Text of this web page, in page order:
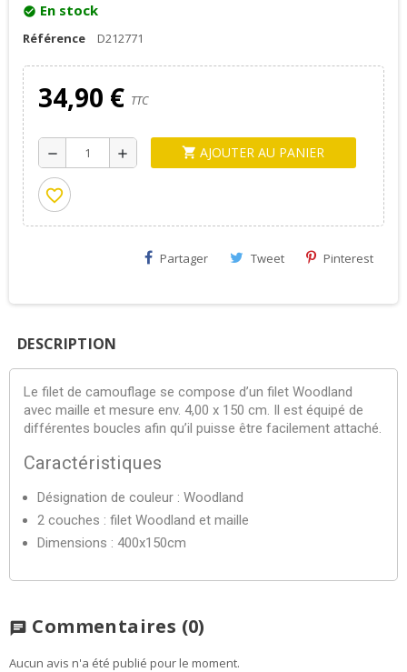
check_circle En stock
Référence D212771
34,90 € TTC
remove add shopping_cart AJOUTER AU PANIER
favorite_border
Partager Tweet Pinterest
DESCRIPTION
Le filet de camouflage se compose d’un filet Woodland
avec maille et mesure env. 4,00 x 150 cm. Il est équipé de
différentes boucles afin qu’il puisse être facilement attaché.
Caractéristiques
Désignation de couleur : Woodland
2 couches : filet Woodland et maille
Dimensions : 400x150cm
chat Commentaires (0)
Aucun avis n'a été publié pour le moment.